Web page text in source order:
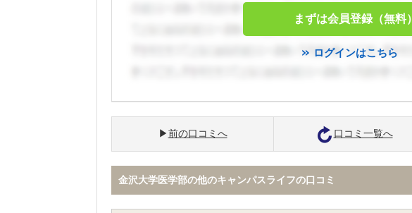
まずは会員登録（無料）
ログインはこちら
前の口コミへ 口コミ一覧へ
金沢大学医学部の他のキャンパスライフの口コミ